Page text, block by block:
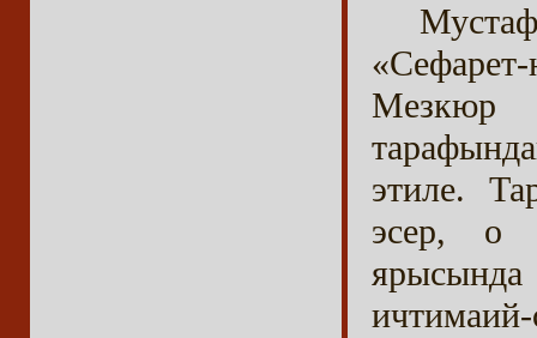
Мезкюр
этиле.
эсер, о
ичтимаий-